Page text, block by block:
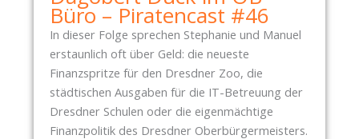
Büro – Piratencast #46
In dieser Folge sprechen Stephanie und Manuel
erstaunlich oft über Geld: die neueste
Finanzspritze für den Dresdner Zoo, die
städtischen Ausgaben für die IT-Betreuung der
Dresdner Schulen oder die eigenmächtige
Finanzpolitik des Dresdner Oberbürgermeisters.